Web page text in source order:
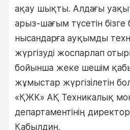
ақау шықты. Алдағы
арыз-шағым түсетін бізге
нысандарға ауқымды
жүргізуді жоспарлап
бойынша жеке шешім
жұмыстар жүргізілетін
«ҚЖК» АҚ Техникалық
департаментінің
Қабылдин.